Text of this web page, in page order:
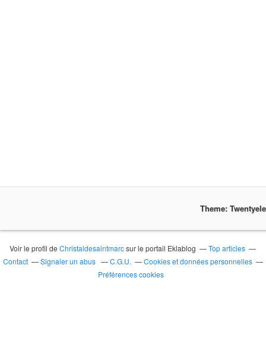
Theme:
Voir le profil deChristaldesaintmarcsur le portail Eklablog
Top articles
Contact
Signaler un abus C.G.U.
Cookies et données personnelles
Préférences cookies